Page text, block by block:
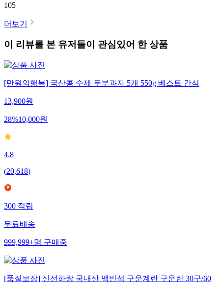
105
더보기
이 리뷰를 본 유저들이 관심있어 한 상품
[만원의행복] 국산콩 수제 두부과자 5개 550g 베스트 간식
13,900원
28%10,000원
4.8
(20,618)
300 적립
무료배송
999,999+명 구매중
[품질보장] 신선하랑 국내산 맥반석 구운계란 구운란 30구/60